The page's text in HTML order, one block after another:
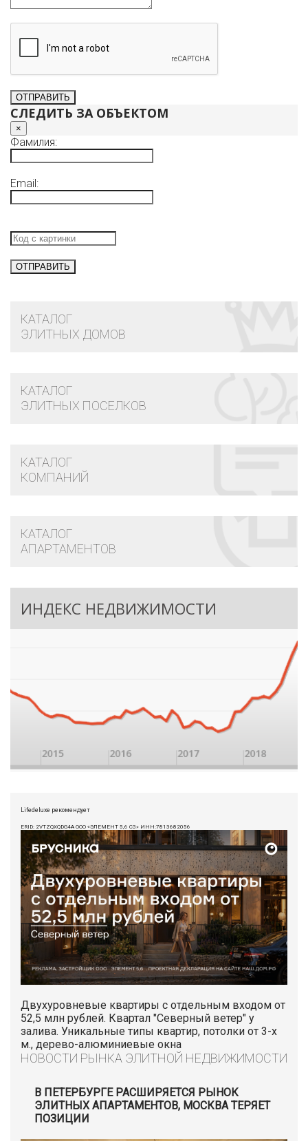
СЛЕДИТЬ ЗА ОБЪЕКТОМ
×
Фамилия:
Email:
КАТАЛОГ
ЭЛИТНЫХ ДОМОВ
КАТАЛОГ
ЭЛИТНЫХ ПОСЕЛКОВ
КАТАЛОГ
КОМПАНИЙ
КАТАЛОГ
АПАРТАМЕНТОВ
ИНДЕКС НЕДВИЖИМОСТИ
Lifedeluxe рекомендует
ERID: 2VTZQXQDG4A ООО «ЭЛЕМЕНТ 5,6 СЗ» ИНН:7813682056
Двухуровневые квартиры с отдельным входом от
52,5 млн рублей. Квартал "Северный ветер" у
залива. Уникальные типы квартир, потолки от 3-х
м., дерево-алюминиевые окна
НОВОСТИ РЫНКА ЭЛИТНОЙ НЕДВИЖИМОСТИ
В ПЕТЕРБУРГЕ РАСШИРЯЕТСЯ РЫНОК
ЭЛИТНЫХ АПАРТАМЕНТОВ, МОСКВА ТЕРЯЕТ
ПОЗИЦИИ